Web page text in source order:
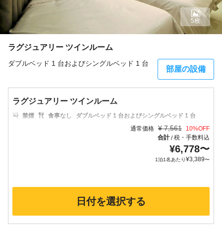
ラグジュアリー ツインルーム
ダブルベッド 1 台およびシングルベッド 1 台
部屋の設備
5枚
ラグジュアリー ツインルーム
禁煙 食事なし
ダブルベッド 1 台およびシングルベッド 1 台
通常価格 ¥ 7,561 10%OFF
合計/税・手数料込
¥6,778〜
1泊1名あたり¥3,389〜
日付を選択する